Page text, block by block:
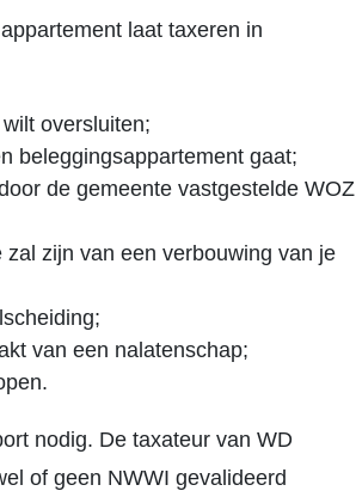
laat taxeren in
oversluiten;
beleggingsappartement gaat;
de gemeente vastgestelde WOZ
zijn van een verbouwing van je
van een nalatenschap;
nodig. De taxateur van WD
of geen NWWI gevalideerd